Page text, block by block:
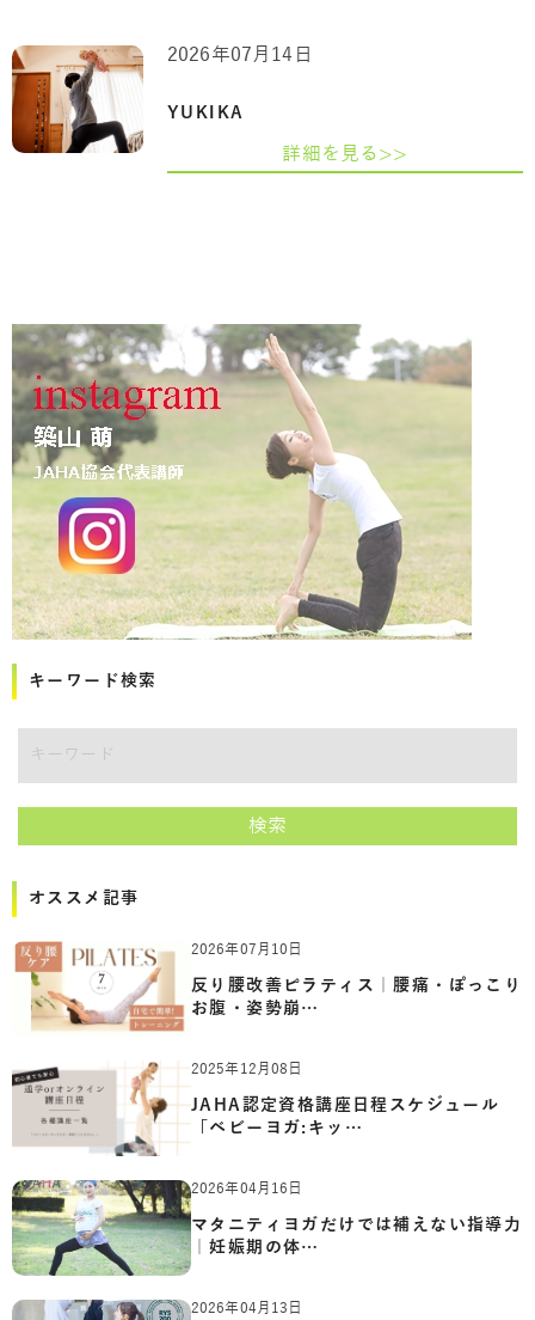
YUKIKA
2026年07月14日
詳細を見る>>
キーワード検索
検索
オススメ記事
2026年07月10日
反り腰改善ピラティス｜腰痛・ぽっこり
お腹・姿勢崩…
2025年12月08日
JAHA認定資格講座日程スケジュール
「ベビーヨガ:キッ…
2026年04月16日
マタニティヨガだけでは補えない指導力
｜妊娠期の体…
2026年04月13日